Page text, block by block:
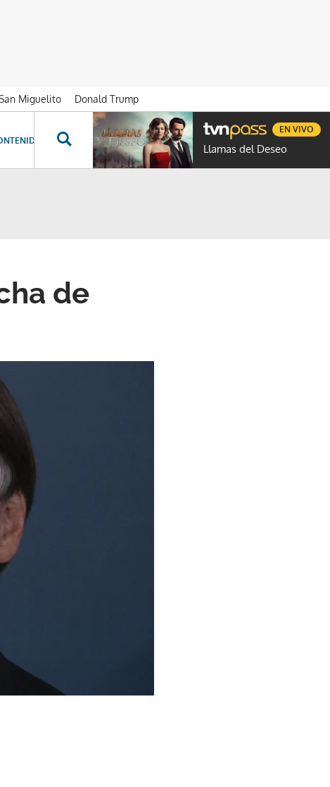
Miguelito
Donald Trump
ESPECIALES NOVELAS PROGRAMAS GENTE TVN
Llamas del Deseo
EN VIVO
de